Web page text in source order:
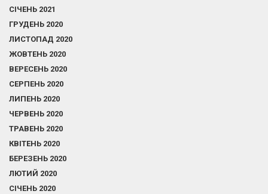
СІЧЕНЬ 2021
ГРУДЕНЬ 2020
ЛИСТОПАД 2020
ЖОВТЕНЬ 2020
ВЕРЕСЕНЬ 2020
СЕРПЕНЬ 2020
ЛИПЕНЬ 2020
ЧЕРВЕНЬ 2020
ТРАВЕНЬ 2020
КВІТЕНЬ 2020
БЕРЕЗЕНЬ 2020
ЛЮТИЙ 2020
СІЧЕНЬ 2020